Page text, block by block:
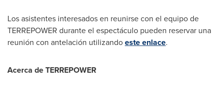
Los asistentes interesados en reunirse con el equipo de
TERREPOWER durante el espectáculo pueden reservar una
reunión con antelación utilizandoeste enlace.
Acerca de TERREPOWER